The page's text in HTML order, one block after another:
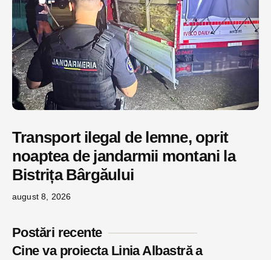
Transport ilegal de lemne, oprit
noaptea de jandarmii montani la
Bistrița Bârgăului
august 8, 2026
Postări recente
Cine va proiecta Linia Albastră a